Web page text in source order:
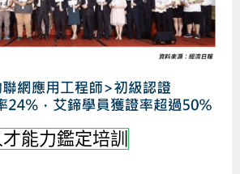
能力鑑定培訓